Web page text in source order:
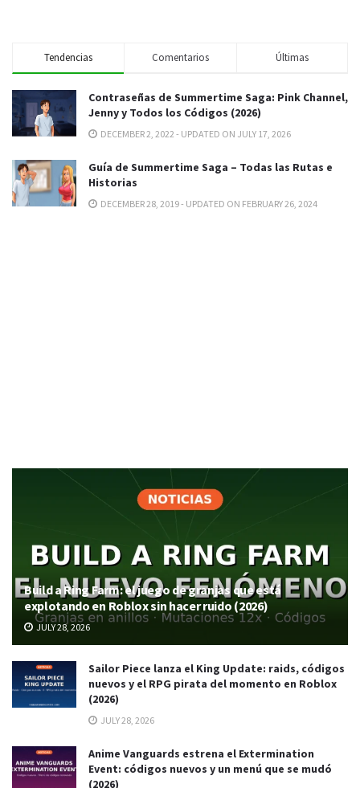
Tendencias Comentarios Últimas
Contraseñas de Summertime Saga: Pink Channel,
Jenny y Todos los Códigos (2026)
DECEMBER 2, 2022 - UPDATED ON JULY 17, 2026
Guía de Summertime Saga – Todas las Rutas e
Historias
DECEMBER 28, 2019 - UPDATED ON FEBRUARY 26, 2024
Build a Ring Farm: el juego de granjas que está
explotando en Roblox sin hacer ruido (2026)
JULY 28, 2026
Sailor Piece lanza el King Update: raids, códigos
nuevos y el RPG pirata del momento en Roblox
(2026)
JULY 28, 2026
Anime Vanguards estrena el Extermination
Event: códigos nuevos y un menú que se mudó
(2026)